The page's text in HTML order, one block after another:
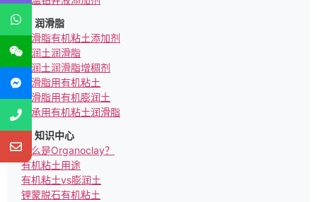
润滑脂
润滑脂有机粘土添加剂
膨润土润滑脂
膨润土润滑脂增稠剂
润滑脂用有机粘土
润滑脂用有机膨润土
轴承用有机粘土润滑脂
知识中心
什么是Organoclay？
有机粘土用途
有机粘土vs膨润土
锂蒙脱石有机粘土